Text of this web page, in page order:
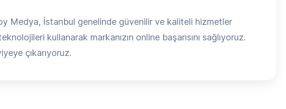
Medya, İstanbul genelinde güvenilir ve kaliteli hizmetler
kullanarak markanızın online başarısını sağlıyoruz.
çıkarıyoruz.